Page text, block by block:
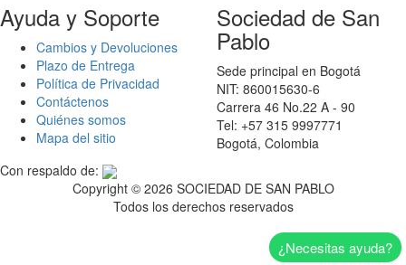
Ayuda y Soporte
Cambios y Devoluciones
Plazo de Entrega
Política de Privacidad
Contáctenos
Quiénes somos
Mapa del sitio
Sociedad de San
Pablo
Sede principal en Bogotá
NIT: 860015630-6
Carrera 46 No.22 A - 90
Tel: +57 315 9997771
Bogotá, Colombia
Con respaldo de:
Copyright © 2026 SOCIEDAD DE SAN PABLO
Todos los derechos reservados
¿Necesitas ayuda?